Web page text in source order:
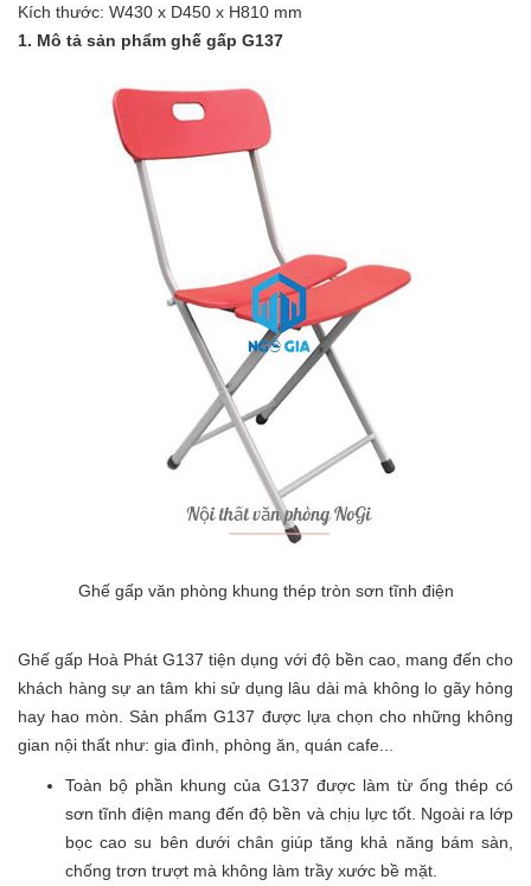
Kích thước: W430 x D450 x H810 mm
1. Mô tả sản phẩm ghế gấp G137
Ghế gấp văn phòng khung thép tròn sơn tĩnh điện
Ghế gấp Hoà Phát G137 tiện dụng với độ bền cao, mang đến cho
khách hàng sự an tâm khi sử dụng lâu dài mà không lo gãy hỏng
hay hao mòn. Sản phẩm G137 được lựa chọn cho những không
gian nội thất như: gia đình, phòng ăn, quán cafe...
Toàn bộ phần khung của G137 được làm từ ống thép có
sơn tĩnh điện mang đến độ bền và chịu lực tốt. Ngoài ra lớp
bọc cao su bên dưới chân giúp tăng khả năng bám sàn,
chống trơn trượt mà không làm trầy xước bề mặt.